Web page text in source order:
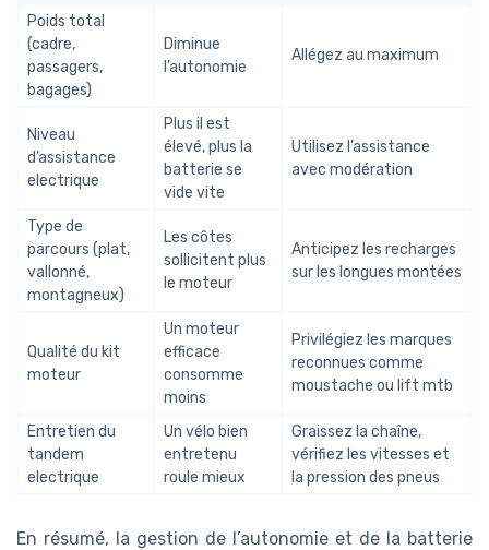
Poids total
(cadre,
passagers,
bagages)
Diminue
l’autonomie
Allégez au maximum
Niveau
d’assistance
electrique
Plus il est
élevé, plus la
batterie se
vide vite
Utilisez l’assistance
avec modération
Type de
parcours (plat,
vallonné,
montagneux)
Les côtes
sollicitent plus
le moteur
Anticipez les recharges
sur les longues montées
Qualité du kit
moteur
Un moteur
efficace
consomme
moins
Privilégiez les marques
reconnues comme
moustache ou lift mtb
Entretien du
tandem
electrique
Un vélo bien
entretenu
roule mieux
Graissez la chaîne,
vérifiez les vitesses et
la pression des pneus
En résumé, la gestion de l’autonomie et de la batterie